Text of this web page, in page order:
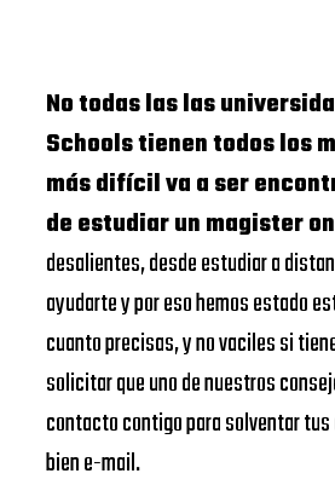
No todas las las
Schools tienen todos los
más difícil va a ser
de estudiar un magister
desalientes, desde estudiar a
ayudarte y por eso hemos estado
cuanto precisas, y no vaciles si
solicitar que uno de nuestros
contacto contigo para solventar
bien e-mail.